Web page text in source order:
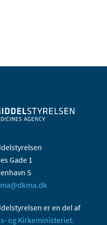
Gade 1
S
er en del af
og Kirkeministeriet.